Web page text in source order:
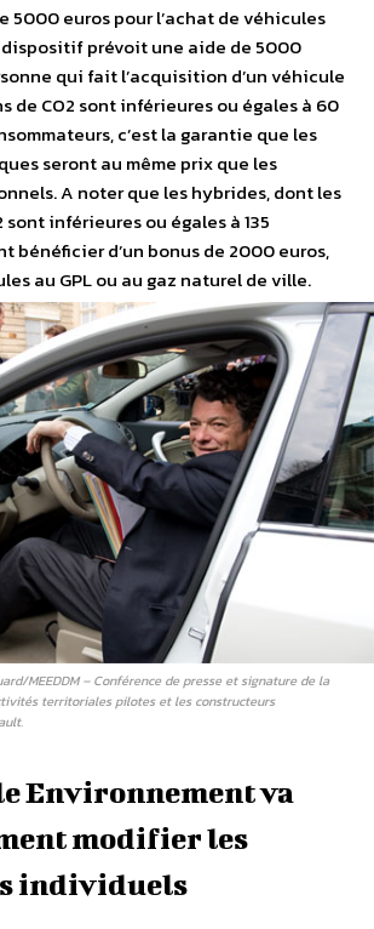
5000 euros pour l’achat de véhicules
dispositif prévoit une aide de 5000
qui fait l’acquisition d’un véhicule
de CO2 sont inférieures ou égales à 60
c’est la garantie que les
seront au même prix que les
A noter que les hybrides, dont les
sont inférieures ou égales à 135
bénéficier d’un bonus de 2000 euros,
au GPL ou au gaz naturel de ville.
MEEDDM – Conférence de presse et signature de la
territoriales pilotes et les constructeurs
Environnement va
modifier les
individuels